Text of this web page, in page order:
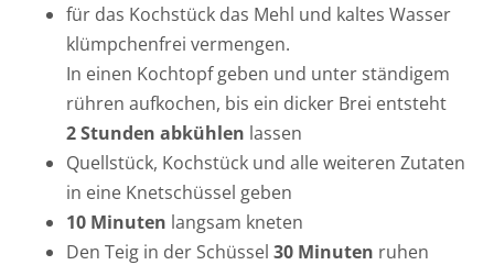
für das Kochstück das Mehl und kaltes Wasser
klümpchenfrei vermengen.
In einen Kochtopf geben und unter ständigem
rühren aufkochen, bis ein dicker Brei entsteht
2 Stunden abkühlen lassen
Quellstück, Kochstück und alle weiteren Zutaten
in eine Knetschüssel geben
10 Minuten langsam kneten
Den Teig in der Schüssel 30 Minuten ruhen